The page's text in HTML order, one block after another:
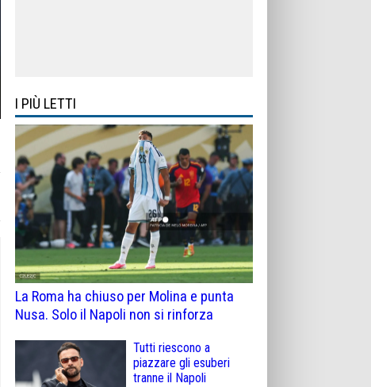
I PIÙ LETTI
La Roma ha chiuso per Molina e punta
Nusa. Solo il Napoli non si rinforza
Tutti riescono a
piazzare gli esuberi
tranne il Napoli